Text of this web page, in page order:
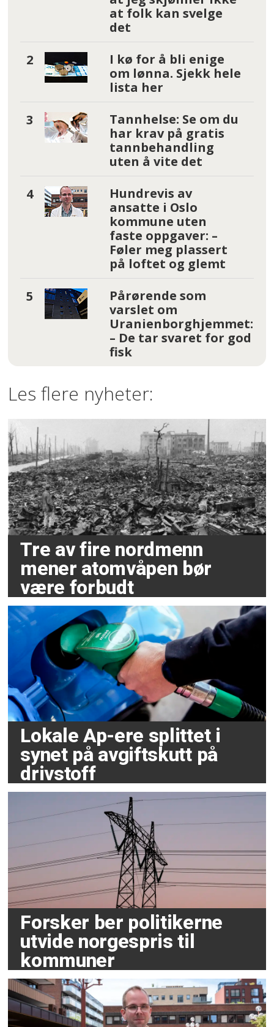
at folk kan svelge
det
I kø for å bli enige
om lønna. Sjekk hele
lista her
Tannhelse: Se om du
har krav på gratis
tannbehandling
uten å vite det
Hundrevis av
ansatte i Oslo
kommune uten
faste oppgaver: –
Føler meg plassert
på loftet og glemt
Pårørende som
varslet om
Uranienborghjemmet:
– De tar svaret for god
fisk
Les flere nyheter:
Tre av fire nordmenn
mener atomvåpen bør
være forbudt
Lokale Ap-ere splittet i
synet på avgiftskutt på
drivstoff
Forsker ber politikerne
utvide norgespris til
kommuner